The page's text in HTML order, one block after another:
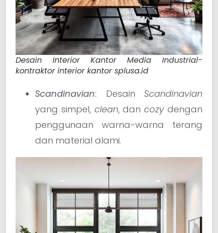
Desain Interior Kantor Media Industrial-
kontraktor interior kantor splusa.id
Scandinavian: Desain Scandinavian
yang simpel, clean, dancozy dengan
penggunaan warna-warna terang
dan material alami.